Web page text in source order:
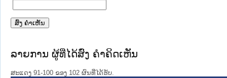
ລາຍການ ຜູ້ທີ່ໄດ້ສົ່ງ ຄໍາຄິດເຫັນ
ສະແດງ 91-100 ຂອງ 102 ຜົນທີ່ໄດ້ຮັບ.